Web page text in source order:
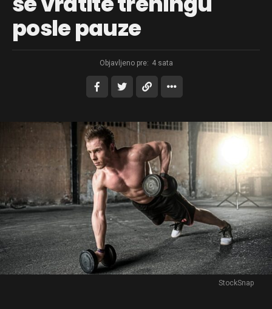
posle pauze
Objavljeno pre: 4 sata
StockSnap